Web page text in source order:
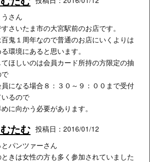
さん
さいたま市の大宮駅前のお店です。
鬼１周年なので普通のお店にいくよりは
環境にあると思います。
ほしいのは会員カード所持の方限定の抽
になる場合８：３０～９：００まで受付
るので
に向かう必要があります。
たむ 投稿日：2016/01/12
とパンツァーさん
きは女性の方も多く参加されていました